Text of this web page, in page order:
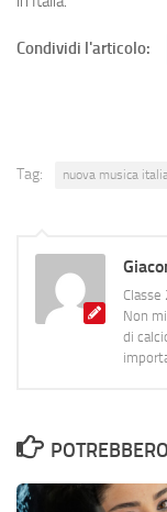
Condividi l'articolo:
Tag: nuova musica
Non
di